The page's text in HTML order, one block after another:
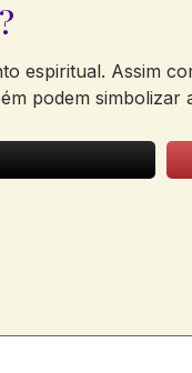
espiritual. Assim
podem simbolizar